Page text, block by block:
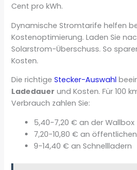
Cent pro kWh.
Dynamische Stromtarife helfen
Kostenoptimierung. Laden Sie
Solarstrom-Überschuss. So
Kosten.
Die richtigeStecker-Auswahl
Ladedauer und Kosten. Für 100
Verbrauch zahlen Sie:
5,40-7,20 € an der Wallbox
7,20-10,80 € an
9-14,40 € an Schnellladern